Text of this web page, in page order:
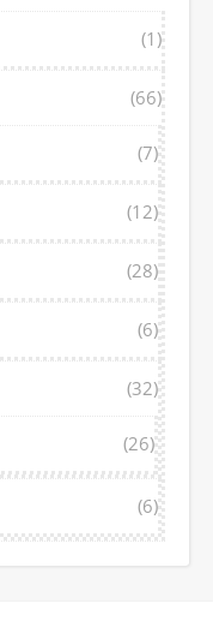
(1)
(66)
(7)
(12)
(28)
(6)
(32)
(26)
(6)